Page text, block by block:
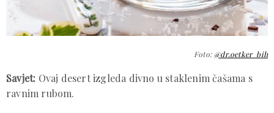
Foto:@dr.oetker_bih
Savjet: Ovaj desert izgleda divno u staklenim čašama s
ravnim rubom.